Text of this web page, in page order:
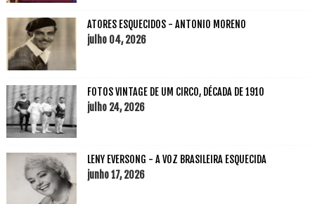
ATORES ESQUECIDOS - ANTONIO MORENO
julho 04, 2026
FOTOS VINTAGE DE UM CIRCO, DÉCADA DE 1910
julho 24, 2026
LENY EVERSONG - A VOZ BRASILEIRA ESQUECIDA
junho 17, 2026